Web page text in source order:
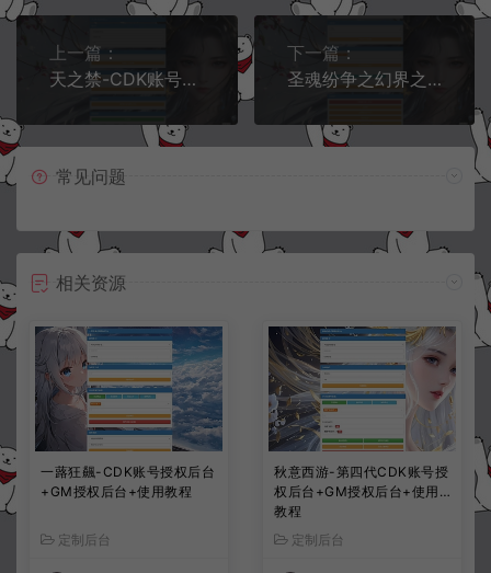
上一篇：
天之禁-CDK账号授权后台+全物品ID+使用教程
下一篇：
圣魂纷争之幻界之灵-CDK角色授权后台+使用教程
常见问题
相关资源
一蕗狂飆-CDK账号授权后台
+GM授权后台+使用教程
定制后台
秋意西游-第四代CDK账号授
权后台+GM授权后台+使用
教程
定制后台